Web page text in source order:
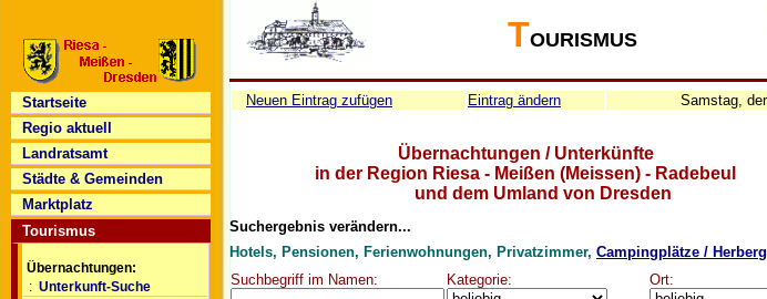
Startseite
Regio aktuell
Landratsamt
Städte & Gemeinden
Marktplatz
Tourismus
Übernachtungen:
: Unterkunft-Suche
TOURISMUS
Neuen Eintrag zufügen Eintrag ändern Samstag,
Übernachtungen / Unterkünfte
in der Region Riesa - Meißen (Meissen) - Radebeul
und dem Umland von Dresden
Suchergebnis verändern...
Hotels, Pensionen, Ferienwohnungen, Privatzimmer, Campingplätze /
Suchbegriff im Namen:
Kategorie: Ort: